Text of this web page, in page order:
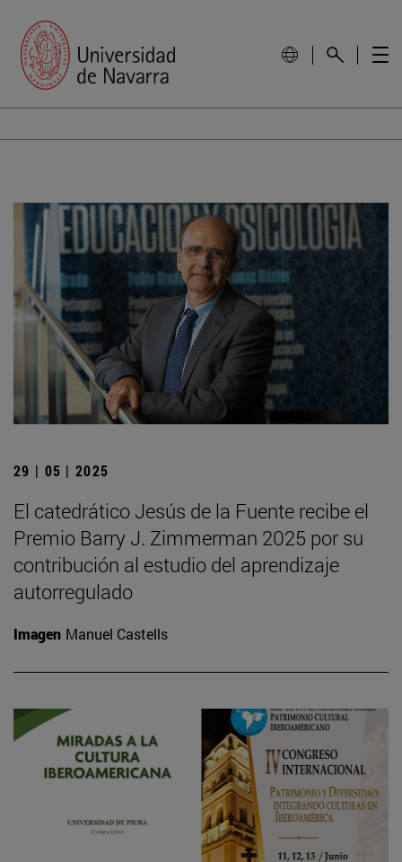
29 | 05 | 2025
El catedrático Jesús de la Fuente recibe el
Premio Barry J. Zimmerman 2025 por su
contribución al estudio del aprendizaje
autorregulado
Imagen Manuel Castells